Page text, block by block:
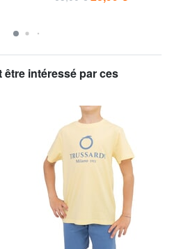
intéressé par ces